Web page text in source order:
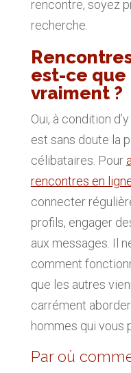
rencontre, soyez
recherche.
est-ce que
vraiment ?
Oui, à condition
est sans doute la
célibataires. Pour
rencontres en
connecter
profils, engager
aux messages. Il
comment
que les autres
carrément
hommes qui vous
Par où